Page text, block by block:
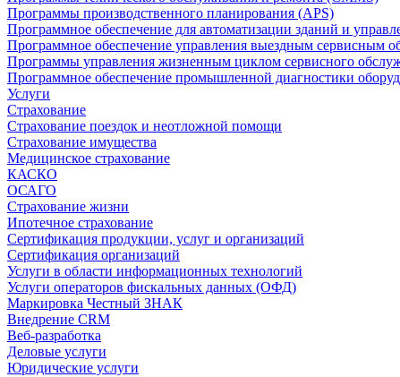
Программы производственного планирования (APS)
Программное обеспечение для автоматизации зданий и
Программное обеспечение управления выездным сервисным
Программы управления жизненным циклом сервисного
Программное обеспечение промышленной диагностики
Услуги
Страхование
Страхование поездок и неотложной помощи
Страхование имущества
Медицинское страхование
КАСКО
ОСАГО
Страхование жизни
Ипотечное страхование
Сертификация продукции, услуг и организаций
Сертификация организаций
Услуги в области информационных технологий
Услуги операторов фискальных данных (ОФД)
Маркировка Честный ЗНАК
Внедрение CRM
Веб-разработка
Деловые услуги
Юридические услуги